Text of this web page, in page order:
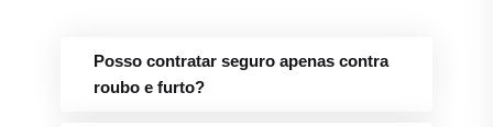
Posso contratar seguro apenas contra
roubo e furto?